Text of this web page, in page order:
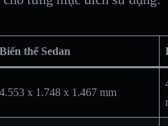
Biến thể Sedan
4.553 x 1.748 x 1.467 mm